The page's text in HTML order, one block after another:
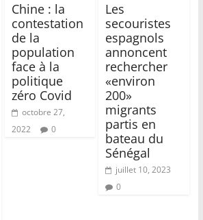
Chine : la
contestation
de la
population
face à la
politique
zéro Covid
octobre 27,
2022
0
Les
secouristes
espagnols
annoncent
rechercher
«environ
200»
migrants
partis en
bateau du
Sénégal
juillet 10, 2023
0